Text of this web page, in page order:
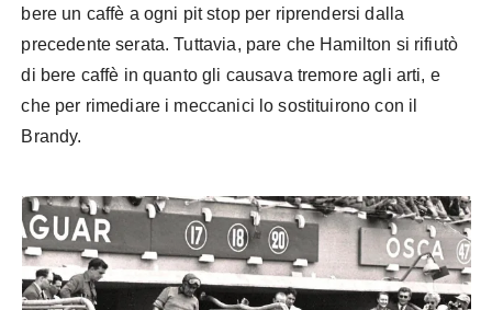
bere un caffè a ogni pit stop per riprendersi dalla
precedente serata. Tuttavia, pare che Hamilton si rifiutò
di bere caffè in quanto gli causava tremore agli arti, e
che per rimediare i meccanici lo sostituirono con il
Brandy.